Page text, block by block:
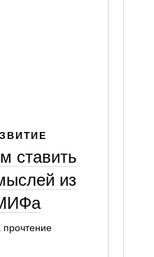
ставить
из
прочтение